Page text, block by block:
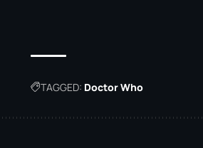
TAGGED: Doctor Who